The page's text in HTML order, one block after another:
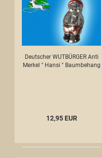
Deutscher WUTBÜRGER Anti
Merkel " Hansi " Baumbehang
12,95 EUR